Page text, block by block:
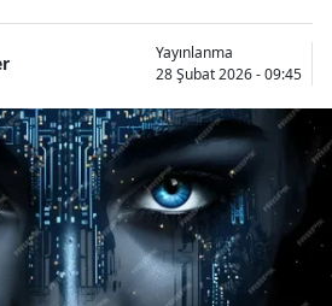
Yayınlanma
28 Şubat 2026 - 09:45